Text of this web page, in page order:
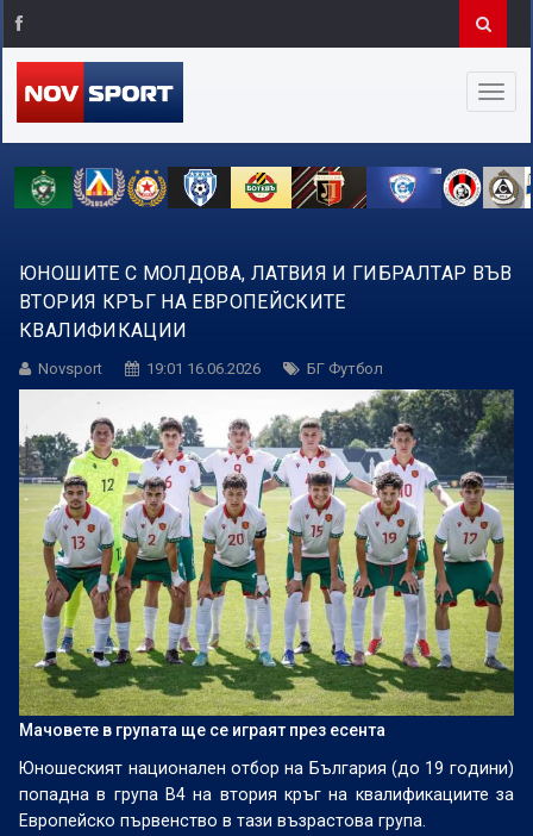
ЮНОШИТЕ С МОЛДОВА, ЛАТВИЯ И ГИБРАЛТАР ВЪВ
ВТОРИЯ КРЪГ НА ЕВРОПЕЙСКИТЕ
КВАЛИФИКАЦИИ
Novsport 19:01 16.06.2026 БГ Футбол
Мачовете в групата ще се играят през есента
Юношеският национален отбор на България (до 19 години)
попадна в група B4 на втория кръг на квалификациите за
Европейско първенство в тази възрастова група.